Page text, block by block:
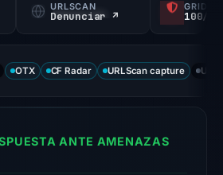
probability).
Threat
signals:
19
VirusTotal
URLSCAN
Denunciar ↗ 100/
OTX CF Radar URLScan capture
ANTE AMENAZAS